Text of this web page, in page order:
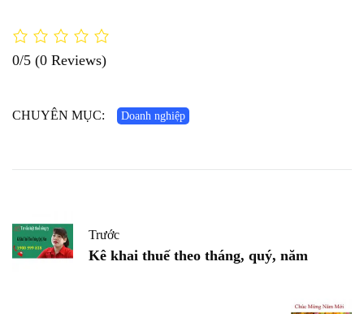
0/5 (0 Reviews)
CHUYÊN MỤC: Doanh nghiệp
Trước
Kê khai thuế theo tháng, quý, năm